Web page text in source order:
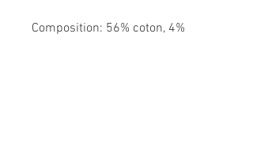
Composition: 56% coton, 4%